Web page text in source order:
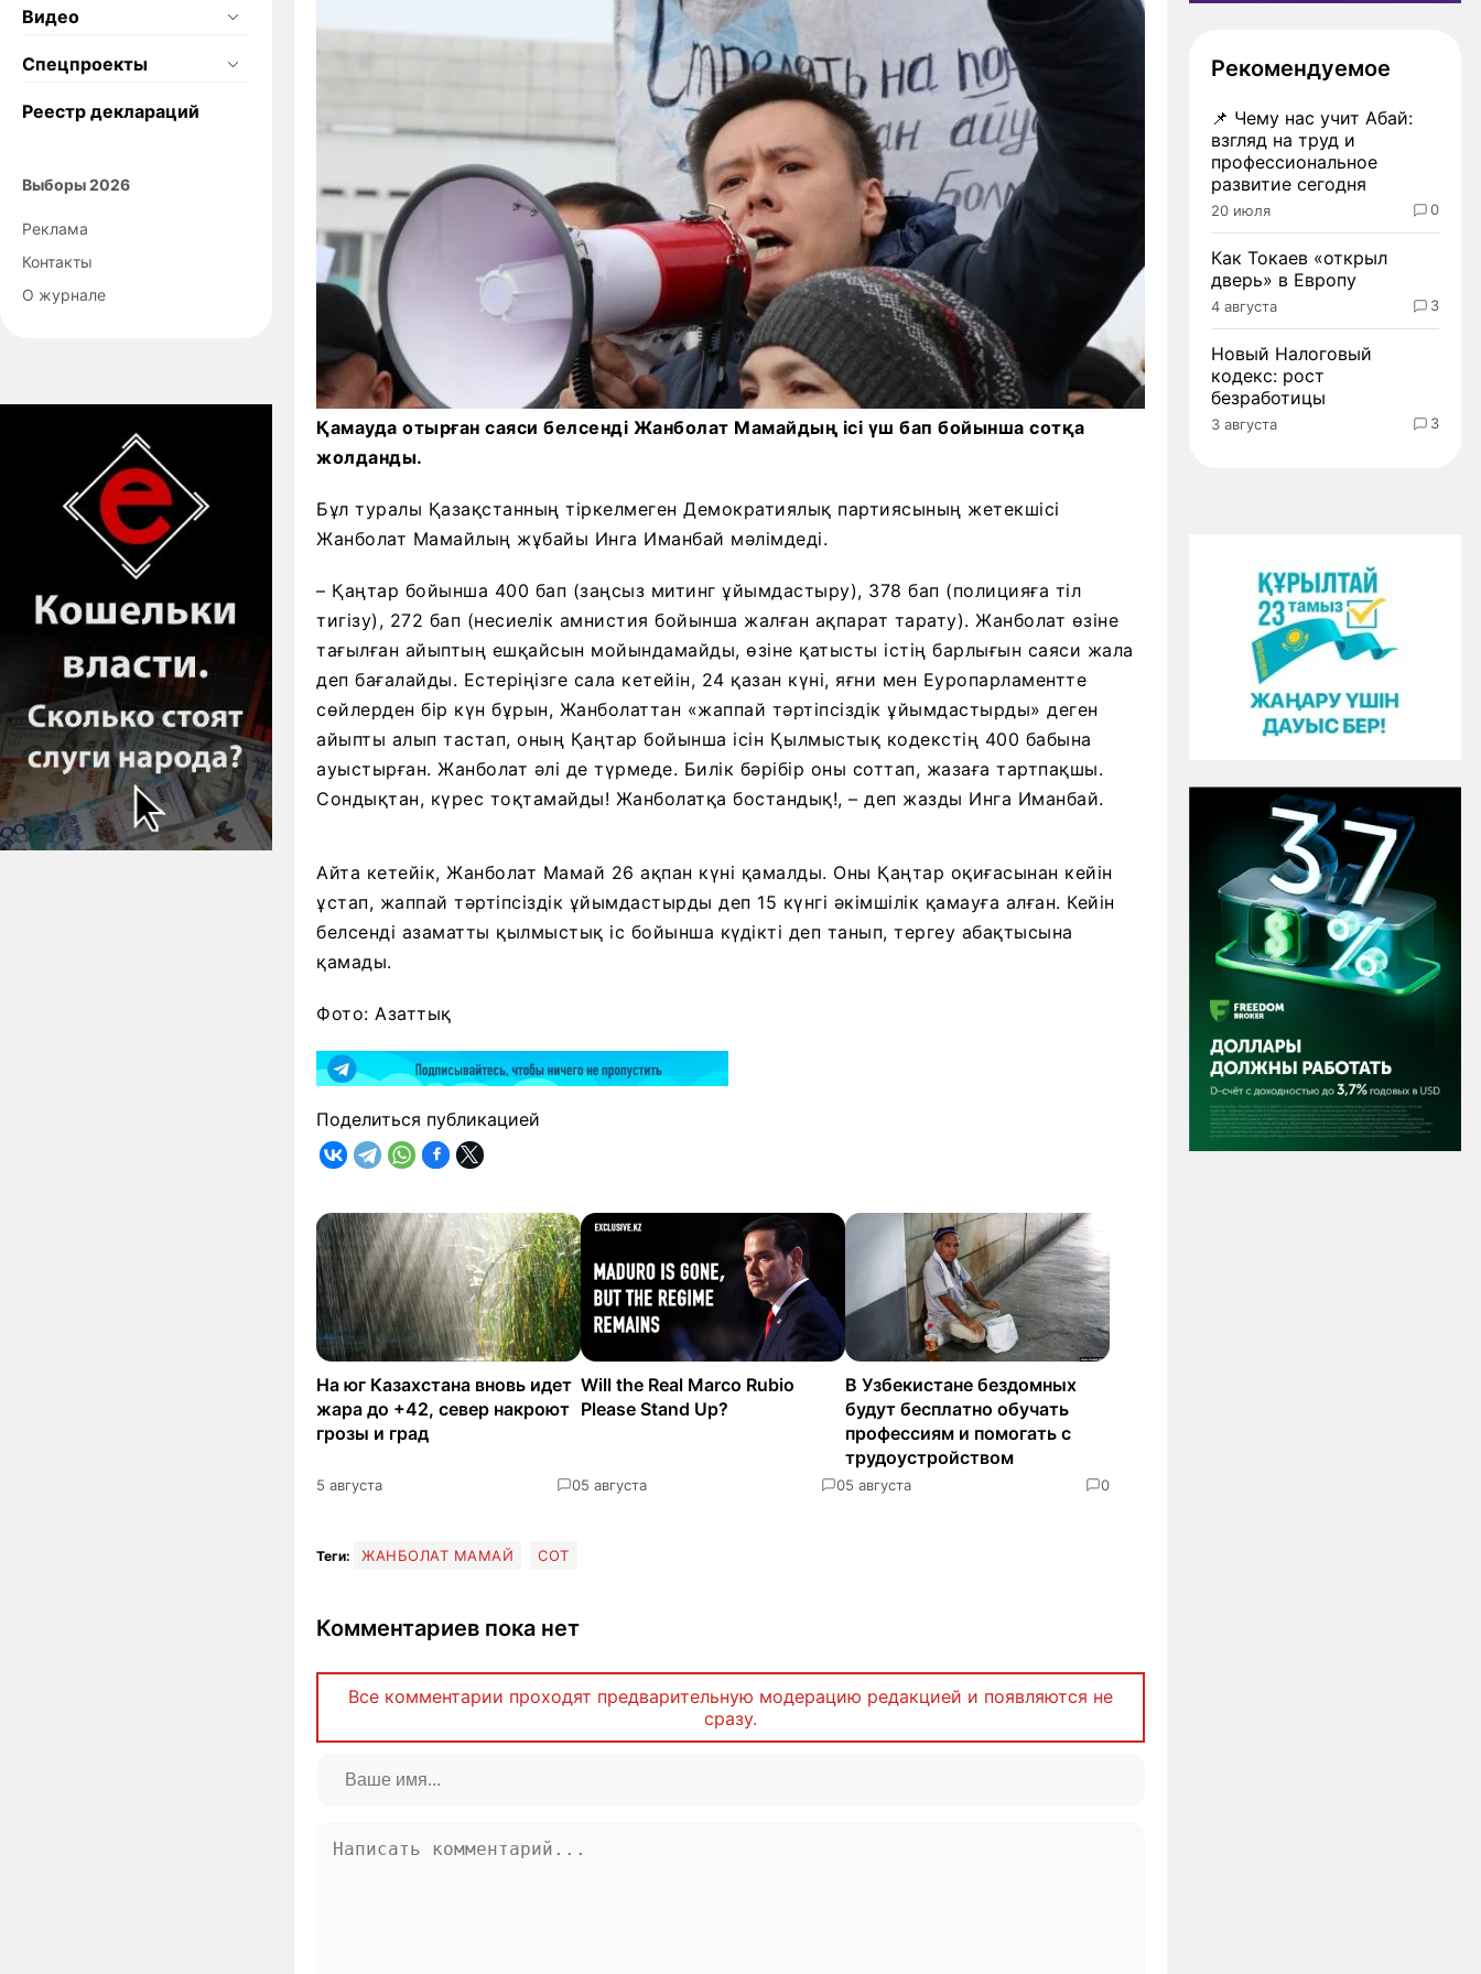
Видео
Спецпроекты
Реестр деклараций
Выборы 2026
Реклама
Контакты
О журнале
Қамауда отырған саяси белсенді Жанболат Мамайдың ісі үш бап бойынша сотқа
жолданды.
Бұл туралы Қазақстанның тіркелмеген Демократиялық партиясының жетекшісі
Жанболат Мамайлың жұбайы Инга Иманбай мәлімдеді.
– Қаңтар бойынша 400 бап (заңсыз митинг ұйымдастыру), 378 бап (полицияға тіл
тигізу), 272 бап (несиелік амнистия бойынша жалған ақпарат тарату). Жанболат өзіне
тағылған айыптың ешқайсын мойындамайды, өзіне қатысты істің барлығын саяси жала
деп бағалайды. Естеріңізге сала кетейін, 24 қазан күні, яғни мен Еуропарламентте
сөйлерден бір күн бұрын, Жанболаттан «жаппай тәртіпсіздік ұйымдастырды» деген
айыпты алып тастап, оның Қаңтар бойынша ісін Қылмыстық кодекстің 400 бабына
ауыстырған. Жанболат әлі де түрмеде. Билік бәрібір оны соттап, жазаға тартпақшы.
Сондықтан, күрес тоқтамайды! Жанболатқа бостандық!, – деп жазды Инга Иманбай.
Айта кетейік, Жанболат Мамай 26 ақпан күні қамалды. Оны Қаңтар оқиғасынан кейін
ұстап, жаппай тәртіпсіздік ұйымдастырды деп 15 күнгі әкімшілік қамауға алған. Кейін
белсенді азаматты қылмыстық іс бойынша күдікті деп танып, тергеу абақтысына
қамады.
Фото: Азаттық
Поделиться публикацией
На юг Казахстана вновь идет
жара до +42, север накроют
грозы и град
5 августа 0
Will the Real Marco Rubio
Please Stand Up?
5 августа 0
В Узбекистане бездомных
будут бесплатно обучать
профессиям и помогать с
трудоустройством
5 августа 0
Теги: ЖАНБОЛАТ МАМАЙ СОТ
Комментариев пока нет
Все комментарии проходят предварительную модерацию редакцией и появляются не
сразу.
Рекомендуемое
📌 Чему нас учит Абай:
взгляд на труд и
профессиональное
развитие сегодня
20 июля 0
Как Токаев «открыл
дверь» в Европу
4 августа 3
Новый Налоговый
кодекс: рост
безработицы
3 августа 3